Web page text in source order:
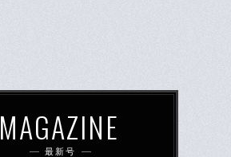
MAGAZINE
最新号